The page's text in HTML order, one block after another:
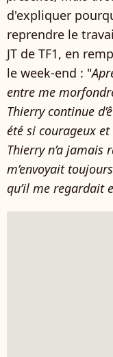
d'expliquer
reprendre le
JT de TF1, en
le week-end : "
entre me
Thierry continue
été si courageux
Thierry n’a jamais
m’envoyait
qu’il me regardait